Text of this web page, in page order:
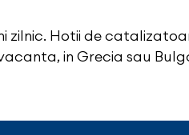
zilnic. Hotii de
in Grecia sau